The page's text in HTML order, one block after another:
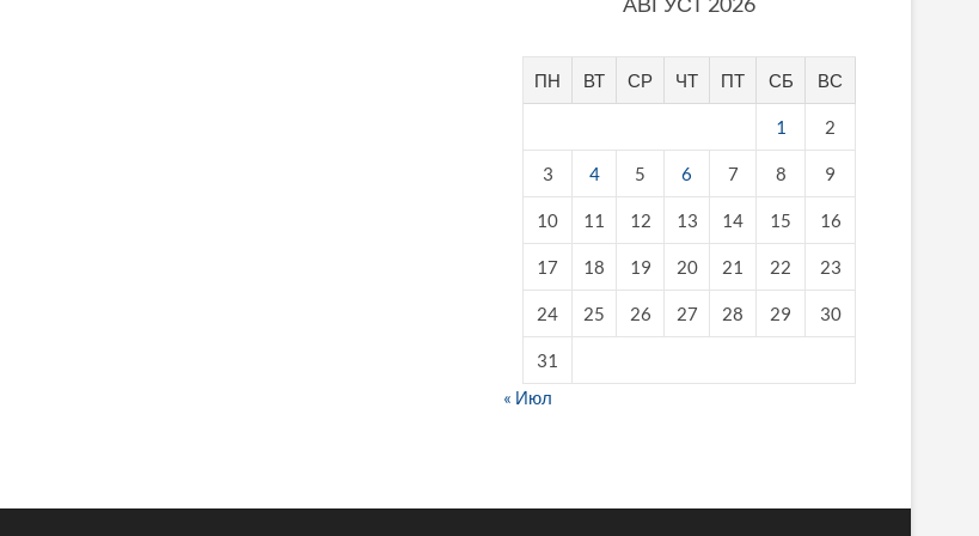
ПН ВТ СР ЧТ ПТ СБ ВС
1 2
3 4 5 6 7 8 9
10 11 12 13 14 15 16
17 18 19 20 21 22 23
24 25 26 27 28 29 30
31
« Июл